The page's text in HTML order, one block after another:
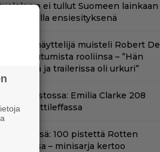
ei tullut Suomeen lainkaan
Teemalla ensiesityksenä
Fear -näyttelijä muisteli Robert De
paneutumista rooliinsa – ”Hän
kielillä ja trailerissa oli urkuri”
suoratoistossa: Emilia Clarke 208
hittileffassa
Netflixissä: 100 pistettä Rotten
– minisarja kertoo